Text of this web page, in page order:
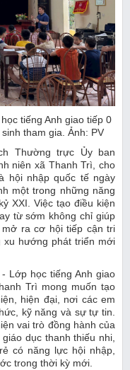
tiếng Anh giao tiếp 0
tham gia. Ảnh: PV
Thường trực Ủy ban
niên xã Thanh Trì, cho
hội nhập quốc tế ngày
một trong những năng
XXI. Việc tạo điều kiện
từ sớm không chỉ giúp
ra cơ hội tiếp cận tri
xu hướng phát triển mới
Lớp học tiếng Anh giao
Trì mong muốn tạo
hiện đại, nơi các em
kỹ năng và sự tự tin.
vai trò đồng hành của
dục thanh thiếu nhi,
có năng lực hội nhập,
trong thời kỳ mới.